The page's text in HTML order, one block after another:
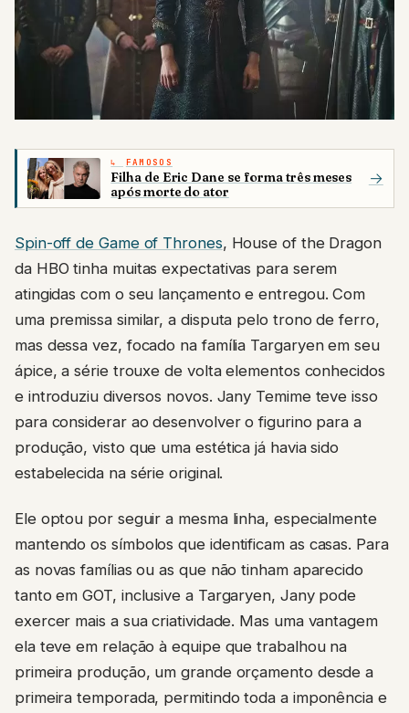
FAMOSOS
Filha de Eric Dane se forma três meses
após morte do ator
→
Spin-off de Game of Thrones, House of the Dragon
da HBO tinha muitas expectativas para serem
atingidas com o seu lançamento e entregou. Com
uma premissa similar, a disputa pelo trono de ferro,
mas dessa vez, focado na família Targaryen em seu
ápice, a série trouxe de volta elementos conhecidos
e introduziu diversos novos. Jany Temime teve isso
para considerar ao desenvolver o figurino para a
produção, visto que uma estética já havia sido
estabelecida na série original.
Ele optou por seguir a mesma linha, especialmente
mantendo os símbolos que identificam as casas. Para
as novas famílias ou as que não tinham aparecido
tanto em GOT, inclusive a Targaryen, Jany pode
exercer mais a sua criatividade. Mas uma vantagem
ela teve em relação à equipe que trabalhou na
primeira produção, um grande orçamento desde a
primeira temporada, permitindo toda a imponência e